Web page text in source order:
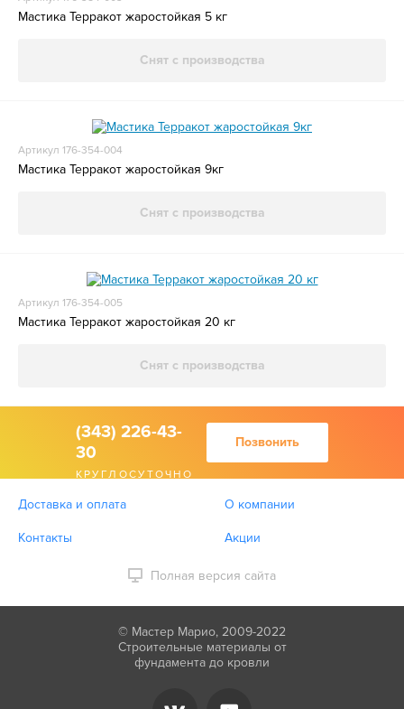
Мастика Терракот жаростойкая 5 кг
Снят с производства
Артикул 176-354-004
Мастика Терракот жаростойкая 9кг
Снят с производства
Артикул 176-354-005
Мастика Терракот жаростойкая 20 кг
Снят с производства
(343) 226-43-
30
КРУГЛОСУТОЧНО
Позвонить
Доставка и оплата О компании
Контакты Акции
Полная версия сайта
© Мастер Марио, 2009-2022
Строительные материалы от
фундамента до кровли